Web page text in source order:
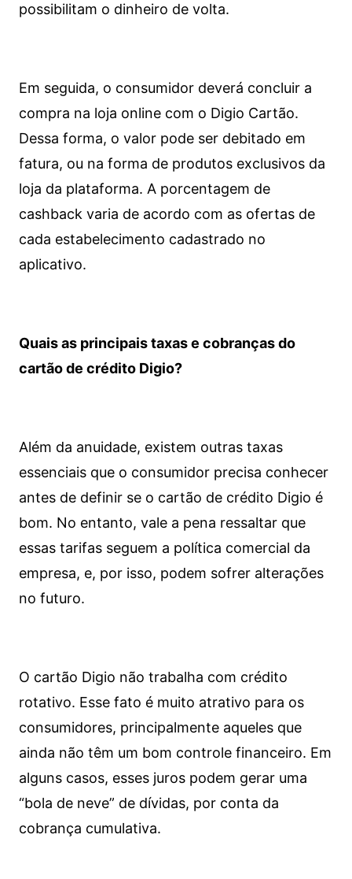
possibilitam o dinheiro de volta.
Em seguida, o consumidor deverá concluir a
compra na loja online com o Digio Cartão.
Dessa forma, o valor pode ser debitado em
fatura, ou na forma de produtos exclusivos da
loja da plataforma. A porcentagem de
cashback varia de acordo com as ofertas de
cada estabelecimento cadastrado no
aplicativo.
Quais as principais taxas e cobranças do
cartão de crédito Digio?
Além da anuidade, existem outras taxas
essenciais que o consumidor precisa conhecer
antes de definir se o cartão de crédito Digio é
bom. No entanto, vale a pena ressaltar que
essas tarifas seguem a política comercial da
empresa, e, por isso, podem sofrer alterações
no futuro.
O cartão Digio não trabalha com crédito
rotativo. Esse fato é muito atrativo para os
consumidores, principalmente aqueles que
ainda não têm um bom controle financeiro. Em
alguns casos, esses juros podem gerar uma
“bola de neve” de dívidas, por conta da
cobrança cumulativa.